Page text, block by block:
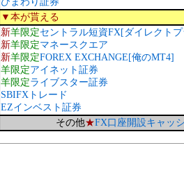
▼本が貰える
新羊限定セントラル短資FX[ダイレクトプ
新羊限定マネースクエア
新羊限定FOREX EXCHANGE[俺のMT4]
羊限定アイネット証券
羊限定ライブスター証券
SBIFXトレード
EZインベスト証券
その他★FX口座開設キャッ